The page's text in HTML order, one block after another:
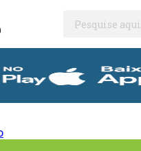
Pesquise aqui...